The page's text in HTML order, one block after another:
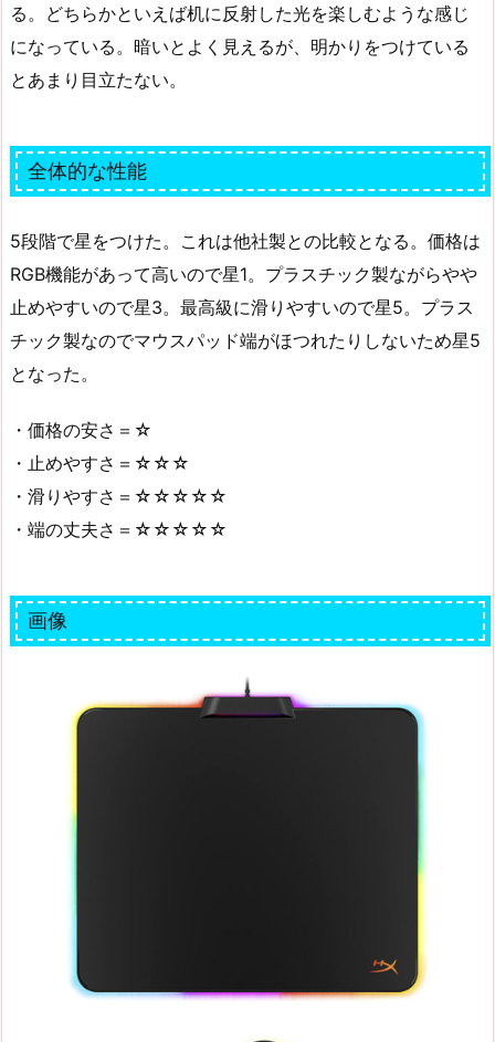
る。どちらかといえば机に反射した光を楽しむような感じ
になっている。暗いとよく見えるが、明かりをつけている
とあまり目立たない。
全体的な性能
5段階で星をつけた。これは他社製との比較となる。価格は
RGB機能があって高いので星1。プラスチック製ながらやや
止めやすいので星3。最高級に滑りやすいので星5。プラス
チック製なのでマウスパッド端がほつれたりしないため星5
となった。
・価格の安さ＝☆
・止めやすさ＝☆☆☆
・滑りやすさ＝☆☆☆☆☆
・端の丈夫さ＝☆☆☆☆☆
画像